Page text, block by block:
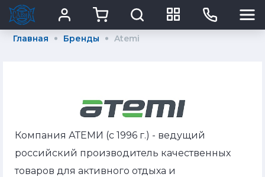
Главная Бренды Atemi
Компания АТЕМИ (с 1996 г.) - ведущий
российский производитель качественных
товаров для активного отдыха и